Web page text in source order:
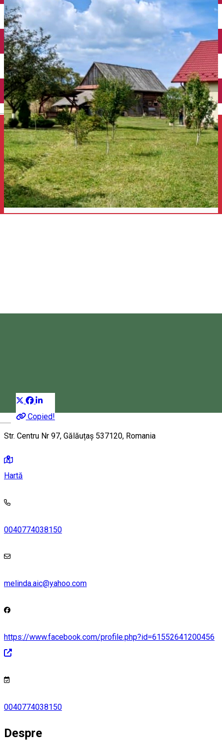
English
Magyar
Închirieri auto
Închirieri de biciclete
Copied!
Str. Centru Nr 97, Gălăuțaș 537120, Romania
Hartă
0040774038150
melinda.aic@yahoo.com
https://www.facebook.com/profile.php?id=61552641200456
0040774038150
Despre